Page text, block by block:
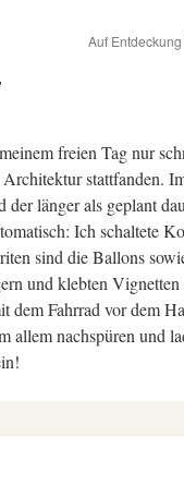
Auf
freien Tag nur
stattfanden.
länger als geplant
Ich schaltete
sind die Ballons
und klebten Vignetten
dem Fahrrad vor dem
allem nachspüren und